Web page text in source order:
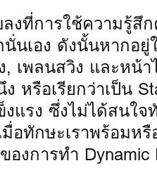
งที่การใช้ความรู้สึ
เอง ดังนั้นหากอยู่
, เพลนสวิง และหน้
หรือเรียกว่าเป็น
แรง ซึ่งไม่ได้สนใ
ทักษะเราพร้อมหรื
องการทำ